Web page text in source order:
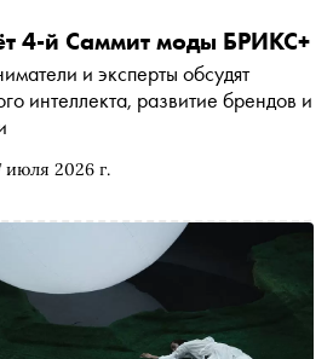
июля 2026 г.
4-й Саммит моды БРИКС+
и эксперты обсудят
интеллекта, развитие брендов и